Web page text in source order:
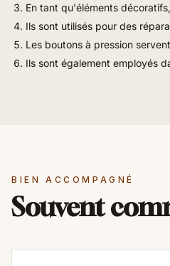
En tant qu'éléments
Ils sont utilisés pour des
Les boutons à pression
Ils sont également employés
BIEN ACCOMPAGNÉ
Souvent